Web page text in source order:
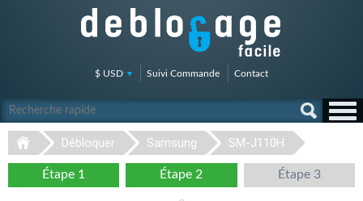
$ USD Suivi Commande Contact
Débloquer Samsung SM-J110H
Étape 1 Étape 2 Étape 3